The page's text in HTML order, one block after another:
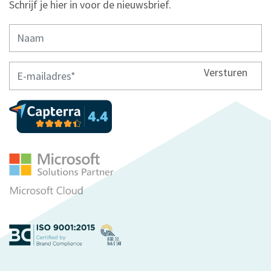
Schrijf je hier in voor de nieuwsbrief.
Versturen